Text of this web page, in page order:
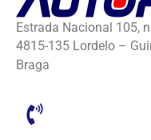
Estrada Nacional 105,
4815-135 Lordelo –
Braga